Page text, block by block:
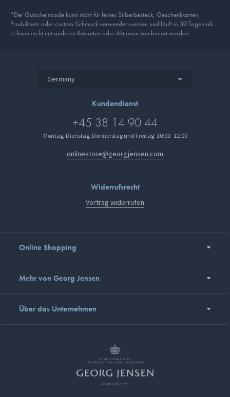
*Der Gutscheincode kann nicht für feines Silberbesteck, Geschenkkarten,
Produkt­sets oder custom Schmuck verwendet werden und läuft in 30 Tagen ab.
Er kann nicht mit anderen Rabatten oder Aktionen kombiniert werden.
Germany
Kundendienst
+45 38 14 90 44
Montag, Dienstag, Donnerstag und Freitag: 10:00–12:00
onlinestore@georgjensen.com
Widerrufsrecht
Vertrag widerrufen
Online Shopping
Mehr von Georg Jensen
Über das Unternehmen